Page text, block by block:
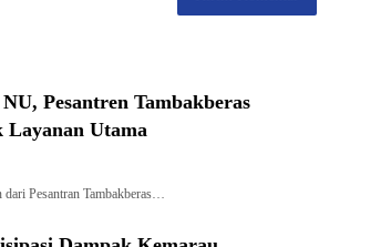
Pesantren Tambakberas
Layanan Utama
Pesantran Tambakberas…